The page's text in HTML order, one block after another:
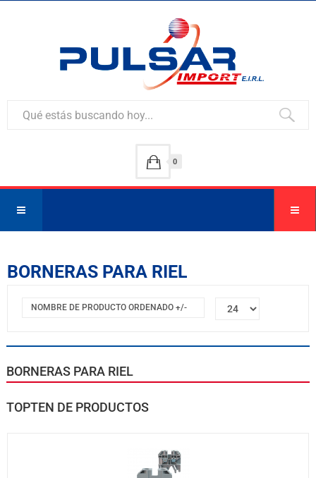
0
BORNERAS PARA RIEL
NOMBRE DE PRODUCTO ORDENADO +/-
BORNERAS PARA RIEL
TOPTEN DE PRODUCTOS